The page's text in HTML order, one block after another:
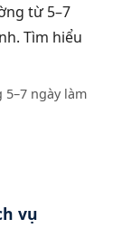
từ 5–7
Tìm hiểu
ngày làm
vụ